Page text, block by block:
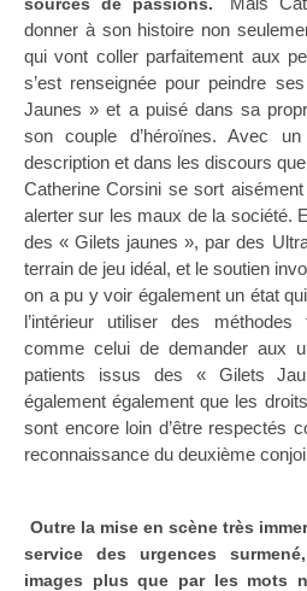
donner à son histoire non
qui vont coller parfaitement aux
s’est renseignée pour peindre
Jaunes » et a puisé dans sa
son couple d’héroïnes. Avec
description et dans les discours
Catherine Corsini se sort
alerter sur les maux de la société.
des « Gilets jaunes », par des
terrain de jeu idéal, et le soutien
on a pu y voir également un état
l’intérieur utiliser des méthodes
comme celui de demander aux
patients issus des « Gilets
également également que les
sont encore loin d’être respectés
reconnaissance du deuxième
Outre la mise en scène très
service des urgences
images plus que par les mots